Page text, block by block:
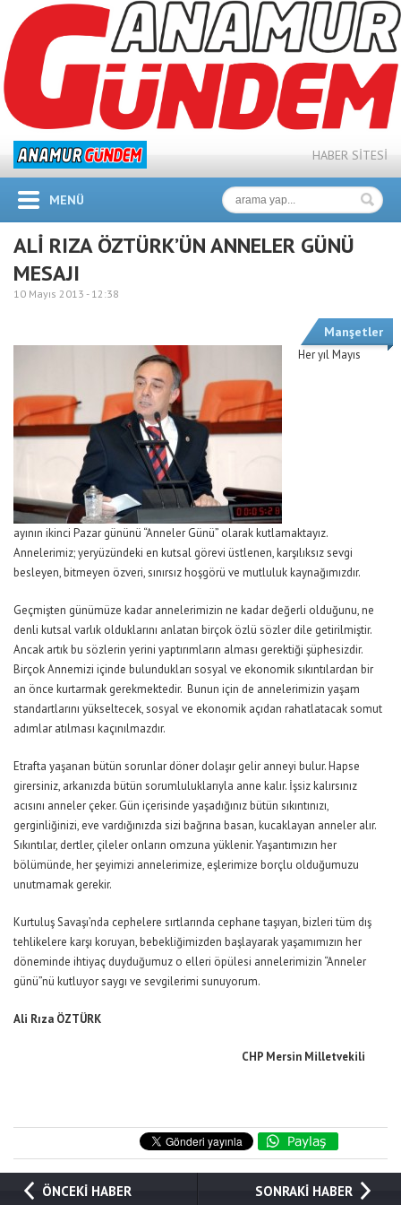
HABER SİTESİ
MENÜ
ALİ RIZA ÖZTÜRK’ÜN ANNELER GÜNÜ
MESAJI
10 Mayıs 2013 - 12:38
Manşetler
Her yıl Mayıs
ayının ikinci Pazar gününü “Anneler Günü” olarak kutlamaktayız.
Annelerimiz; yeryüzündeki en kutsal görevi üstlenen, karşılıksız sevgi
besleyen, bitmeyen özveri, sınırsız hoşgörü ve mutluluk kaynağımızdır.
Geçmişten günümüze kadar annelerimizin ne kadar değerli olduğunu, ne
denli kutsal varlık olduklarını anlatan birçok özlü sözler dile getirilmiştir.
Ancak artık bu sözlerin yerini yaptırımların alması gerektiği şüphesizdir.
Birçok Annemizi içinde bulundukları sosyal ve ekonomik sıkıntılardan bir
an önce kurtarmak gerekmektedir. Bunun için de annelerimizin yaşam
standartlarını yükseltecek, sosyal ve ekonomik açıdan rahatlatacak somut
adımlar atılması kaçınılmazdır.
Etrafta yaşanan bütün sorunlar döner dolaşır gelir anneyi bulur. Hapse
girersiniz, arkanızda bütün sorumluluklarıyla anne kalır. İşsiz kalırsınız
acısını anneler çeker. Gün içerisinde yaşadığınız bütün sıkıntınızı,
gerginliğinizi, eve vardığınızda sizi bağrına basan, kucaklayan anneler alır.
Sıkıntılar, dertler, çileler onların omzuna yüklenir. Yaşantımızın her
bölümünde, her şeyimizi annelerimize, eşlerimize borçlu olduğumuzu
unutmamak gerekir.
Kurtuluş Savaşı’nda cephelere sırtlarında cephane taşıyan, bizleri tüm dış
tehlikelere karşı koruyan, bebekliğimizden başlayarak yaşamımızın her
döneminde ihtiyaç duyduğumuz o elleri öpülesi annelerimizin “Anneler
günü”nü kutluyor saygı ve sevgilerimi sunuyorum.
Ali Rıza ÖZTÜRK
CHP Mersin Milletvekili
ÖNCEKİ HABER SONRAKİ HABER